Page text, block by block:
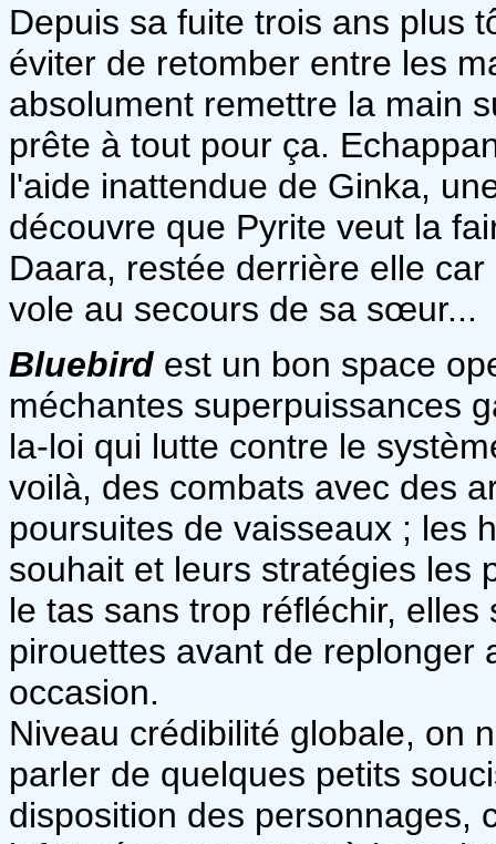
Depuis sa fuite trois ans plus
éviter de retomber entre les
absolument remettre la main
prête à tout pour ça.
l'aide inattendue de Ginka,
découvre que Pyrite veut la
Daara, restée derrière elle
vole au secours de sa sœur...
Bluebird est un bon space
méchantes superpuissances
la-loi qui lutte contre le
voilà, des combats avec des
poursuites de vaisseaux ; les
souhait et leurs stratégies les
le tas sans trop réfléchir,
pirouettes avant de
occasion.
Niveau crédibilité globale, on
parler de quelques petits
disposition des personnages,